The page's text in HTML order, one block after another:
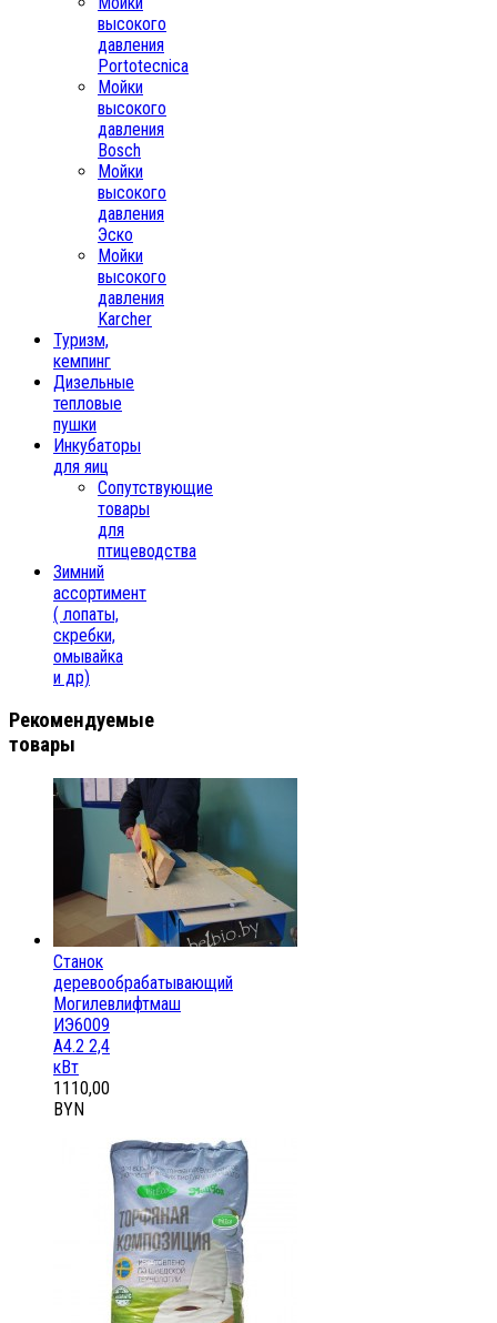
высокого
давления
Portotecnica
Мойки
высокого
давления
Bosch
Мойки
высокого
давления
Эско
Мойки
высокого
давления
Karcher
Туризм,
кемпинг
Дизельные
тепловые
пушки
Инкубаторы
для яиц
Сопутствующие
товары
для
птицеводства
Зимний
ассортимент
( лопаты,
скребки,
омывайка
и др)
Рекомендуемые
товары
Станок
деревообрабатывающий
Могилевлифтмаш
ИЭ6009
А4.2 2,4
кВт
1110,00
BYN